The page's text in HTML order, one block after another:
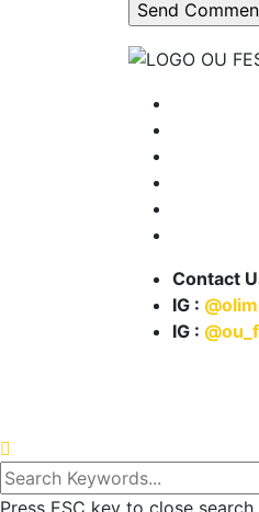
Contact
IG :
IG :
Press ESC key to close search